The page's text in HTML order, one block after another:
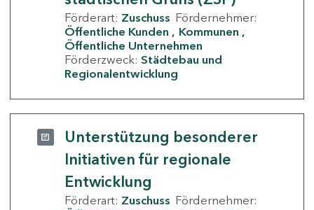
Förderart: Zuschuss Fördernehmer:
Öffentliche Kunden
Kommunen
Öffentliche Unternehmen
Förderzweck: Städtebau und
Regionalentwicklung
Unterstützung besonderer
Initiativen für regionale
Entwicklung
Förderart: Zuschuss Fördernehmer: